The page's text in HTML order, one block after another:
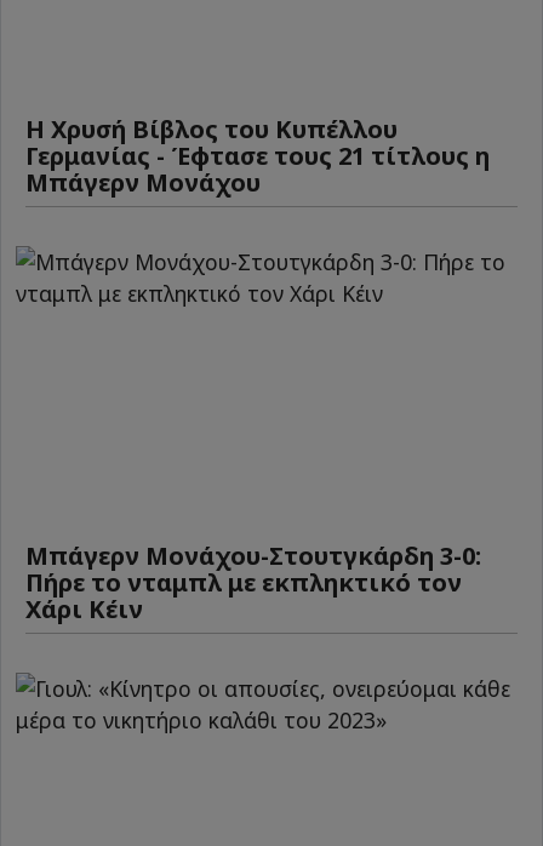
Η Χρυσή Βίβλος του Κυπέλλου
Γερμανίας - Έφτασε τους 21 τίτλους η
Μπάγερν Μονάχου
Μπάγερν Μονάχου-Στουτγκάρδη 3-0:
Πήρε το νταμπλ με εκπληκτικό τον
Χάρι Κέιν